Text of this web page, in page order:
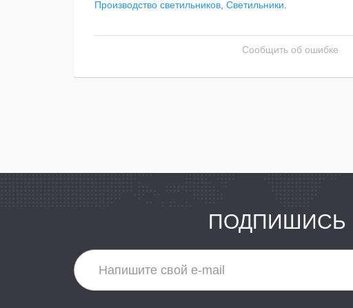
Производство светильников Светильники
Сообщить об ошибке
ПОДПИШИСЬ